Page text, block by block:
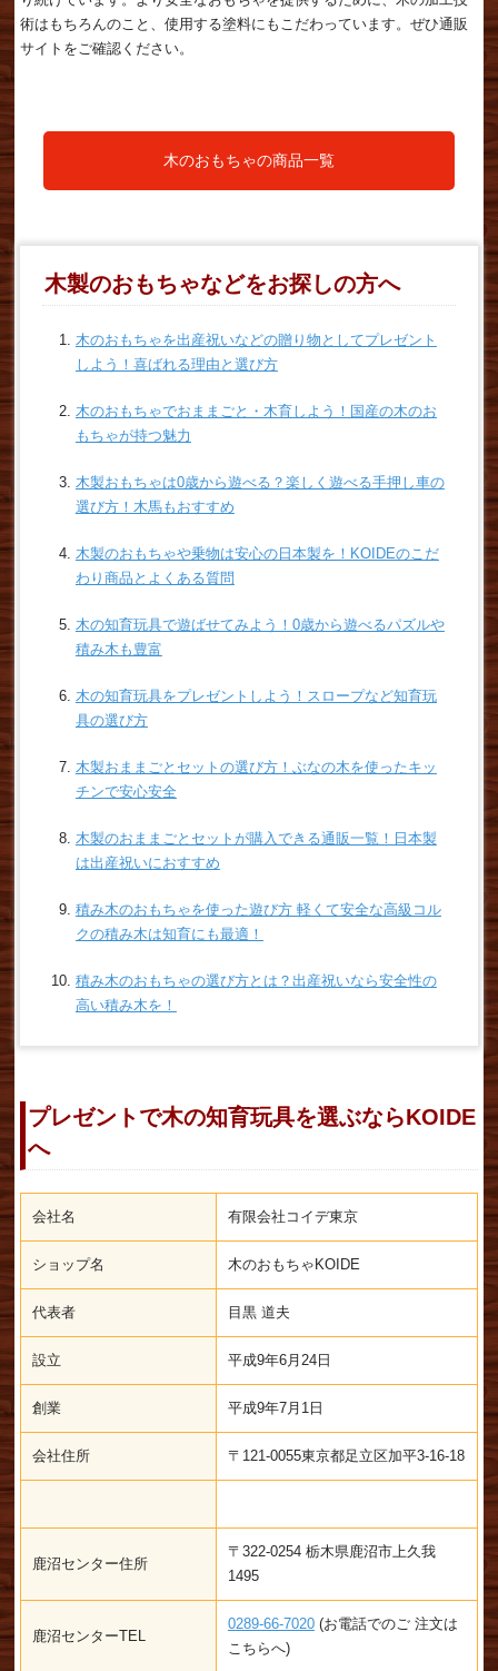
術はもちろんのこと、使用する塗料にもこだわっています。ぜひ通販
サイトをご確認ください。
木のおもちゃの商品一覧
木製のおもちゃなどをお探しの方へ
木のおもちゃを出産祝いなどの贈り物としてプレゼント
しよう！喜ばれる理由と選び方
木のおもちゃでおままごと・木育しよう！国産の木のお
もちゃが持つ魅力
木製おもちゃは0歳から遊べる？楽しく遊べる手押し車の
選び方！木馬もおすすめ
木製のおもちゃや乗物は安心の日本製を！KOIDEのこだ
わり商品とよくある質問
木の知育玩具で遊ばせてみよう！0歳から遊べるパズルや
積み木も豊富
木の知育玩具をプレゼントしよう！スロープなど知育玩
具の選び方
木製おままごとセットの選び方！ぶなの木を使ったキッ
チンで安心安全
木製のおままごとセットが購入できる通販一覧！日本製
は出産祝いにおすすめ
積み木のおもちゃを使った遊び方 軽くて安全な高級コル
クの積み木は知育にも最適！
積み木のおもちゃの選び方とは？出産祝いなら安全性の
高い積み木を！
プレゼントで木の知育玩具を選ぶならKOIDE
へ
会社名 有限会社コイデ東京
ショップ名 木のおもちゃKOIDE
代表者 目黒 道夫
設立 平成9年6月24日
創業 平成9年7月1日
会社住所 〒121-0055東京都足立区加平3-16-18
鹿沼センター住所
〒322-0254 栃木県鹿沼市上久我
1495
鹿沼センターTEL
0289-66-7020(お電話でのご 注文は
こちらへ)